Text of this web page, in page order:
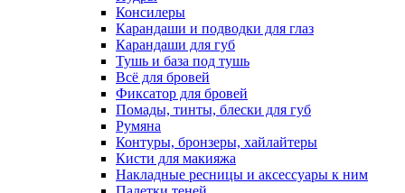
Консилеры
Карандаши и подводки для глаз
Карандаши для губ
Тушь и база под тушь
Всё для бровей
Фиксатор для бровей
Помады, тинты, блески для губ
Румяна
Контуры, бронзеры, хайлайтеры
Кисти для макияжа
Накладные ресницы и аксессуары к ним